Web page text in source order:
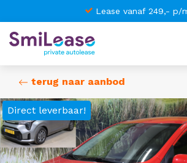
Best beoordeeld 9,5
terug naar aanbod
Direct leverbaar!